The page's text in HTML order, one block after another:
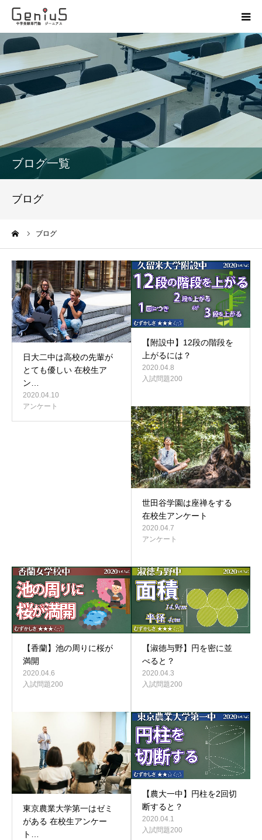
ブログ一覧
ブログ
ブログ
日大二中は高校の先輩が
とても優しい 在校生ア
ン…
2020.04.10
アンケート
【附設中】12段の階段を
上がるには？
2020.04.8
入試問題200
世田谷学園は座禅をする
在校生アンケート
2020.04.7
アンケート
【香蘭】池の周りに桜が
満開
2020.04.6
入試問題200
【淑徳与野】円を密に並
べると？
2020.04.3
入試問題200
東京農業大学第一はゼミ
がある 在校生アンケー
ト…
【農大一中】円柱を2回切
断すると？
2020.04.1
入試問題200
授業
志望校別特訓
模試
お問い合わせ